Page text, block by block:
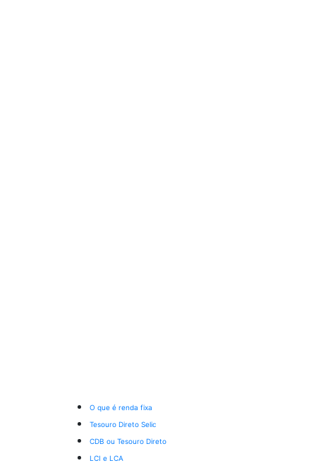
O que é renda fixa
Tesouro Direto Selic
CDB ou Tesouro Direto
LCI e LCA